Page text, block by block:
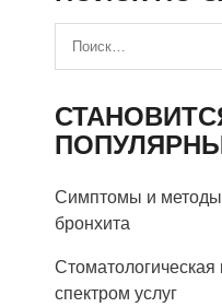
Симптомы и методы
бронхита
спектром услуг